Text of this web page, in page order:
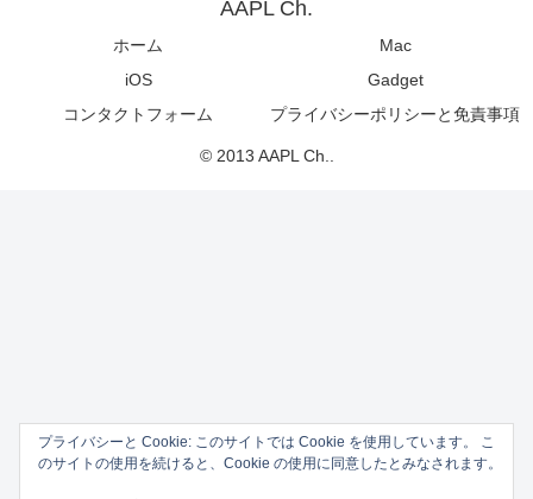
AAPL Ch.
ホーム
Mac
iOS
Gadget
コンタクトフォーム
プライバシーポリシーと免責事項
© 2013 AAPL Ch..
プライバシーと Cookie: このサイトでは Cookie を使用しています。 こ
のサイトの使用を続けると、Cookie の使用に同意したとみなされます。